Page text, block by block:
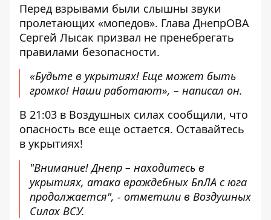
Перед взрывами были слышны звуки
пролетающих «мопедов». Глава ДнепрОВА
Сергей Лысак призвал не пренебрегать
правилами безопасности.
«Будьте в укрытиях! Еще может быть
громко! Наши работают», – написал он.
В 21:03 в Воздушных силах сообщили, что
опасность все еще остается. Оставайтесь
в укрытиях!
"Внимание! Днепр – находитесь в
укрытиях, атака враждебных БпЛА с юга
продолжается", - отметили в Воздушных
Силах ВСУ.